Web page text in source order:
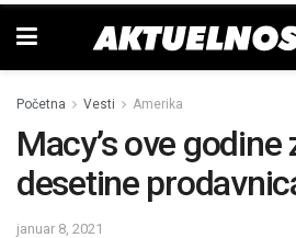
Početna Vesti Amerika
Macy’s ove godine
desetine
januar 8, 2021